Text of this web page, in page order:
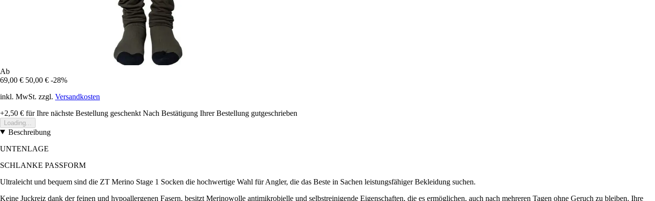
Ab
69,00 € 50,00 € -28%
inkl. MwSt. zzgl. Versandkosten
+2,50 € für Ihre nächste Bestellung geschenkt Nach Bestätigung Ihrer Bestellung gutgeschrieben
Loading...
Beschreibung
UNTENLAGE
SCHLANKE PASSFORM
Ultraleicht und bequem sind die ZT Merino Stage 1 Socken die hochwertige Wahl für Angler, die das Beste in Sachen leistungsfähiger Bekleidung suchen.
Keine Juckreiz dank der feinen und hypoallergenen Fasern, besitzt Merinowolle antimikrobielle und selbstreinigende Eigenschaften, die es ermöglichen, auch nach mehreren Tagen ohne Geruch zu bleiben. Ihre